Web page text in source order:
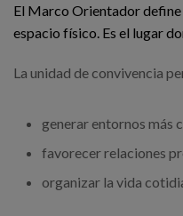
El Marco Orientador define
espacio físico. Es el lugar
La unidad de convivencia
generar entornos más
favorecer relaciones
organizar la vida